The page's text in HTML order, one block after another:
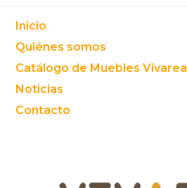
Footer
Inicio
Quiénes somos
Catálogo de Muebles Vivarea
Noticias
Contacto